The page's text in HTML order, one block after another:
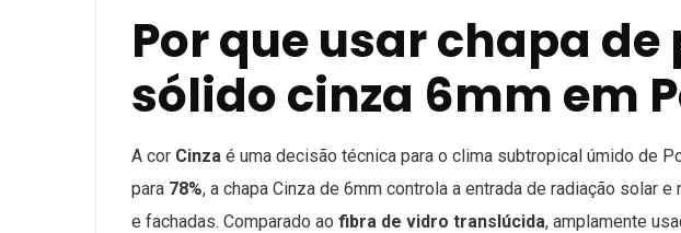
Por que usar chapa
sólido cinza 6mm em
A cor Cinza é uma decisão técnica para o clima subtropical úmido de
para 78%, a chapa Cinza de 6mm controla a entrada de radiação solar
e fachadas. Comparado ao fibra de vidro translúcida, amplamente